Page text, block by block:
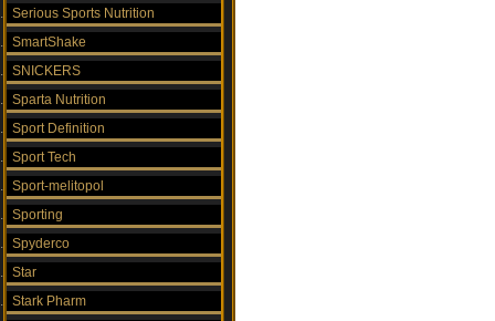
Serious Sports Nutrition
SmartShake
SNICKERS
Sparta Nutrition
Sport Definition
Sport Tech
Sport-melitopol
Sporting
Spyderco
Star
Stark Pharm